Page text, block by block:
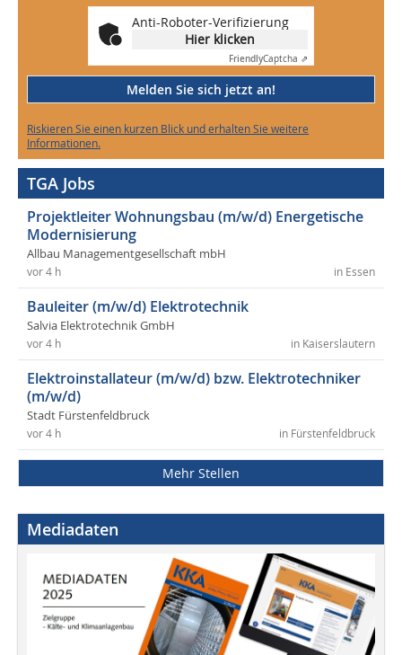
Anti-Roboter-Verifizierung
Hier klicken
FriendlyCaptcha ⇗
Melden Sie sich jetzt an!
Riskieren Sie einen kurzen Blick und erhalten Sie weitere
Informationen.
TGA Jobs
Projektleiter Wohnungsbau (m/w/d) Energetische
Modernisierung
Allbau Managementgesellschaft mbH
in Essen
vor 4 h
Bauleiter (m/w/d) Elektrotechnik
Salvia Elektrotechnik GmbH
in Kaiserslautern
vor 4 h
Elektroinstallateur (m/w/d) bzw. Elektrotechniker
(m/w/d)
Stadt Fürstenfeldbruck
in Fürstenfeldbruck
vor 4 h
Mehr Stellen
Mediadaten